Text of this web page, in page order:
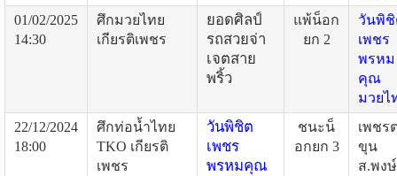
01/02/2025
14:30
ศึกมวยไทย
เกียรติเพชร
ยอดศิลป์
รถสวยจ่า
เจตสาย
พริ้ว
แพ้น็อก
ยก 2
วันพิ
เพชร
พรหม
คุณ
มวยไ
22/12/2024
18:00
ศึกท่อน้ำไทย
TKO เกียรติ
เพชร
วันพิชิต
เพชร
พรหมคุณ
ชนะน็
อกยก 3
เพชร
ขุน
ส.พงษ์